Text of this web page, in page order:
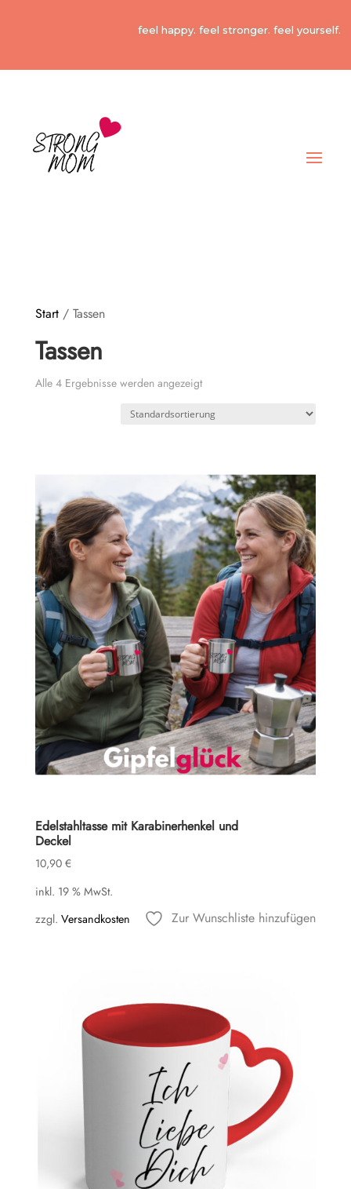
feel happy. feel stronger. feel yourself.
Start/ Tassen
Tassen
Alle 4 Ergebnisse werden angezeigt
Edelstahltasse mit Karabinerhenkel und
Deckel
10,90 €
inkl. 19 % MwSt.
zzgl. Versandkosten Zur Wunschliste hinzufügen